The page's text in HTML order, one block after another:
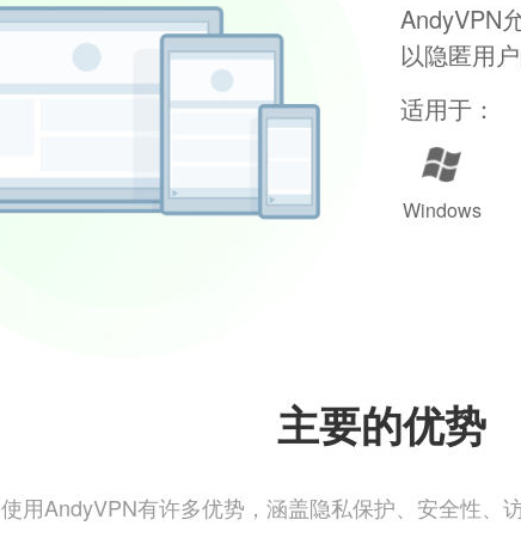
AndyVPN
以隐匿用
适用于：
Windows
主要的优势
使用AndyVPN有许多优势，涵盖隐私保护、安全性、